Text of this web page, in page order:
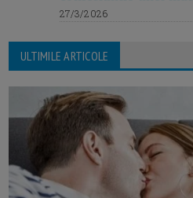
27/3/2026
ULTIMILE ARTICOLE